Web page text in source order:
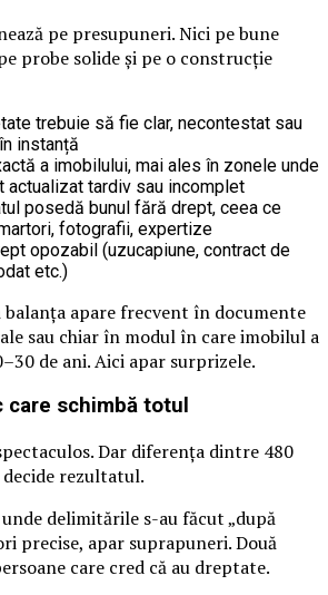
pe presupuneri. Nici pe bune
probe solide și pe o construcție
trebuie să fie clar, necontestat sau
instanță
a imobilului, mai ales în zonele unde
actualizat tardiv sau incomplet
posedă bunul fără drept, ceea ce
fotografii, expertize
opozabil (uzucapiune, contract de
etc.)
apare frecvent în documente
sau chiar în modul în care imobilul a
de ani. Aici apar surprizele.
schimbă totul
Dar diferența dintre 480
rezultatul.
delimitările s-au făcut „după
precise, apar suprapuneri. Două
care cred că au dreptate.